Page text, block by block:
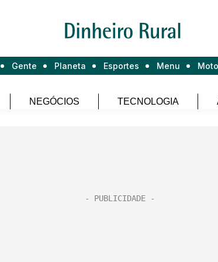
Gente Planeta Esportes Menu
NEGÓCIOS TECNOLOGIA